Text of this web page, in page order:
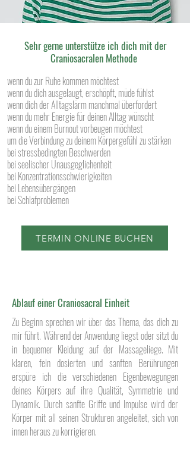
Sehr gerne unterstütze ich dich mit der
Craniosacralen Methode
wenn du zur Ruhe kommen möchtest
wenn du dich ausgelaugt, erschöpft, müde fühlst
wenn dich der Alltagslärm manchmal überfordert
wenn du mehr Energie für deinen Alltag wünscht
wenn du einem Burnout vorbeugen möchtest
um die Verbindung zu deinem Körpergefühl zu stärken
bei stressbedingten Beschwerden
bei seelischer Unausgeglichenheit
bei Konzentrationsschwierigkeiten
bei Lebensübergängen
bei Schlafproblemen
TERMIN ONLINE BUCHEN
Ablauf einer Craniosacral Einheit
Zu Beginn sprechen wir über das Thema, das dich zu
mir führt. Während der Anwendung liegst oder sitzt du
in bequemer Kleidung auf der Massageliege. Mit
klaren, fein dosierten und sanften Berührungen
erspüre ich die verschiedenen Eigenbewegungen
deines Körpers auf ihre Qualität, Symmetrie und
Dynamik. Durch sanfte Griffe und Impulse wird der
Körper mit all seinen Strukturen angeleitet, sich von
innen heraus zu korrigieren.